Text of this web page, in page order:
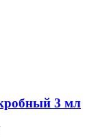
3 мл